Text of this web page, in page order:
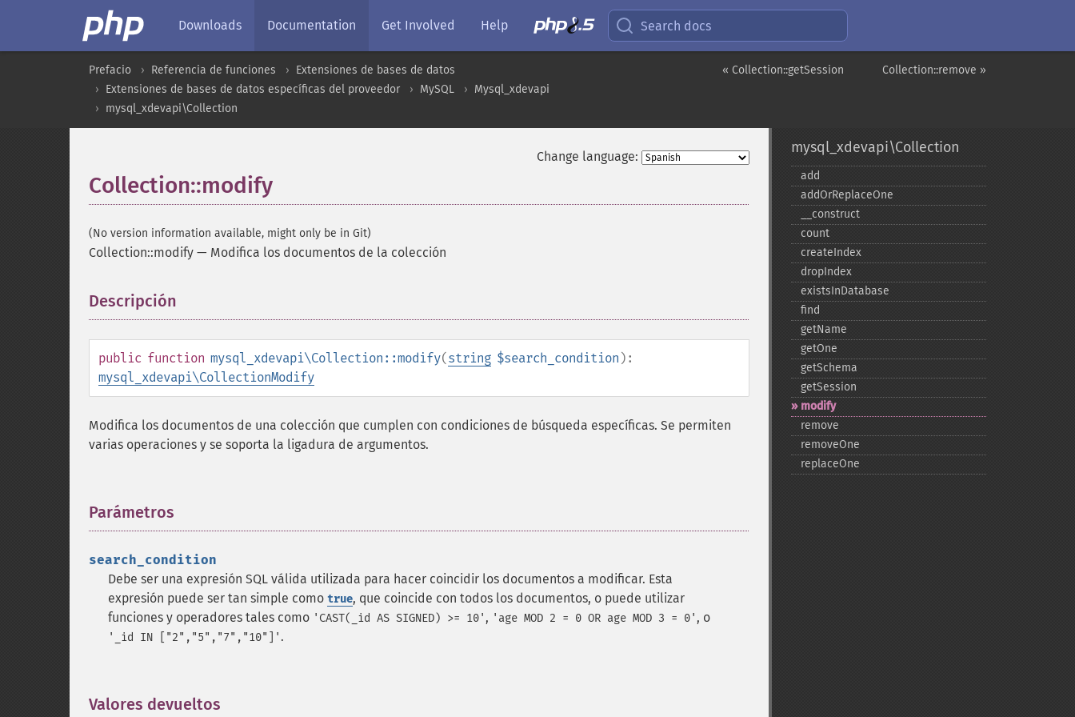
Downloads Documentation Get Involved Help Search docs
Collection::remove »
« Collection::getSession
Prefacio Referencia de funciones
Extensiones de bases de datos
Extensiones de bases de datos específicas del proveedor
MySQL
Mysql_xdevapi
mysql_xdevapi\Collection
Change language:
Collection::modify
(No version information available, might only be in Git)
Collection::modify — Modifica los documentos de la colección
Descripción
public function mysql_xdevapi\Collection::modify(string $search_condition ):
mysql_xdevapi\CollectionModify
Modifica los documentos de una colección que cumplen con condiciones de búsqueda específicas. Se permiten
varias operaciones y se soporta la ligadura de argumentos.
Parámetros
search_condition
Debe ser una expresión SQL válida utilizada para hacer coincidir los documentos a modificar. Esta
expresión puede ser tan simple como true, que coincide con todos los documentos, o puede utilizar
funciones y operadores tales como 'CAST(_id AS SIGNED) >= 10' , 'age MOD 2 = 0 OR age MOD 3 = 0' , o
'_id IN ["2","5","7","10"]' .
Valores devueltos
mysql_xdevapi\Collection
add
addOrReplaceOne
_​_​construct
count
createIndex
dropIndex
existsInDatabase
find
getName
getOne
getSchema
getSession
modify
remove
removeOne
replaceOne